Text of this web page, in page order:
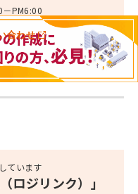
－PM6:00
合わせ
ています
ロジリンク）」